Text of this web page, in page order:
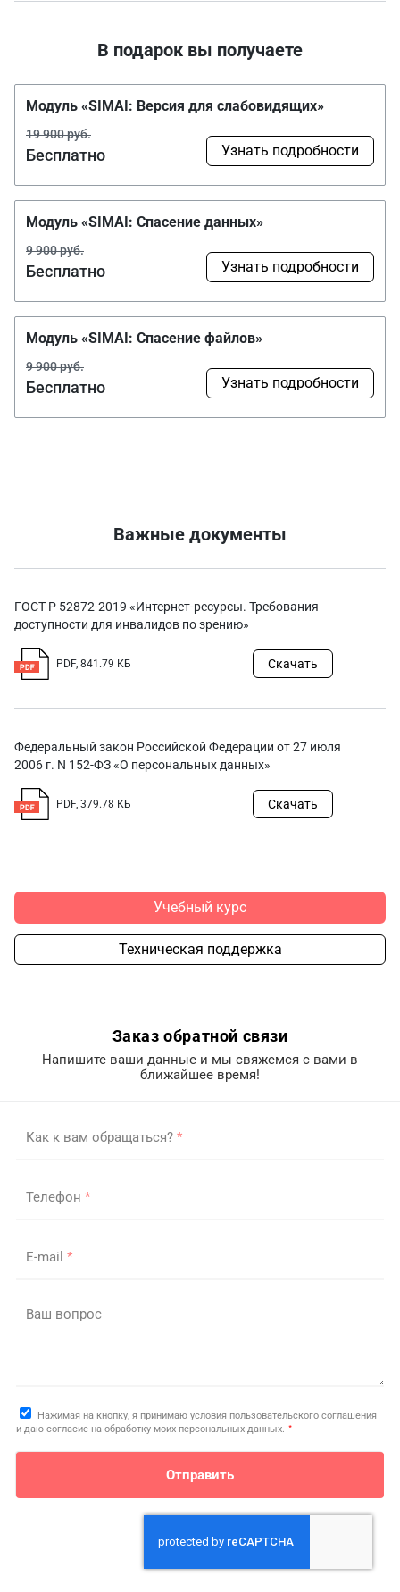
В подарок вы получаете
Модуль «SIMAI: Версия для слабовидящих»
19 900 руб.
Бесплатно Узнать подробности
Модуль «SIMAI: Спасение данных»
9 900 руб.
Бесплатно Узнать подробности
Модуль «SIMAI: Спасение файлов»
9 900 руб.
Бесплатно Узнать подробности
Важные документы
ГОСТ Р 52872-2019 «Интернет-ресурсы. Требования
доступности для инвалидов по зрению»
PDF, 841.79 КБ Скачать
Федеральный закон Российской Федерации от 27 июля
2006 г. N 152-ФЗ «О персональных данных»
PDF, 379.78 КБ Скачать
Учебный курс
Техническая поддержка
Заказ обратной связи
Напишите ваши данные и мы свяжемся с вами в
ближайшее время!
Как к вам обращаться? *
Телефон *
E-mail *
Ваш вопрос
Нажимая на кнопку, я принимаю условия пользовательского соглашения
и даю согласие на обработку моих персональных данных. *
Отправить